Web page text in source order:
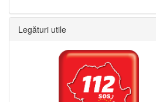
Legături utile